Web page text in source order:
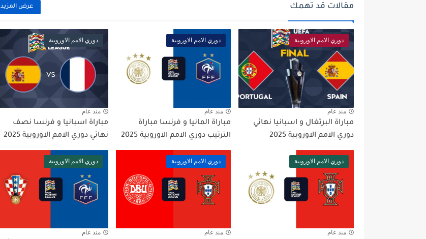
مقالات قد تهمك عرض المزيد
دوري الامم الاوروبية
منذ عام
مباراة البرتغال و اسبانيا نهائي
دوري الامم الاوروبية 2025
دوري الامم الاوروبية
منذ عام
مباراة المانيا و فرنسا مباراة
الترتيب دوري الامم الاوروبية 2025
دوري الامم الاوروبية
منذ عام
مباراة اسبانيا و فرنسا نصف
نهائي دوري الامم الاوروبية 2025
دوري الامم الاوروبية
منذ عام
دوري الامم الاوروبية
منذ عام
دوري الامم الاوروبية
منذ عام